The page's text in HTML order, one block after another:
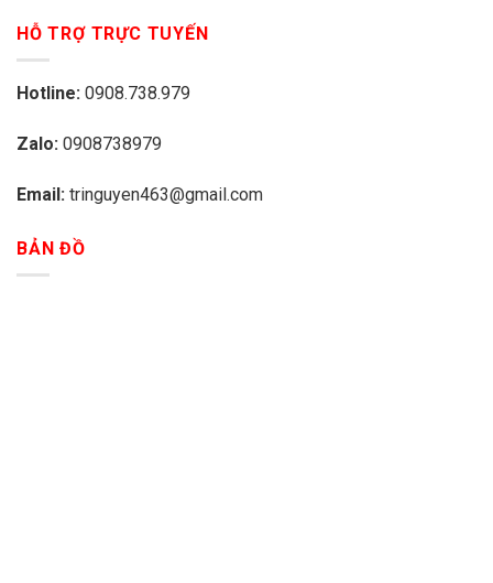
HỖ TRỢ TRỰC TUYẾN
Hotline: 0908.738.979
Zalo: 0908738979
Email: tringuyen463@gmail.com
BẢN ĐỒ